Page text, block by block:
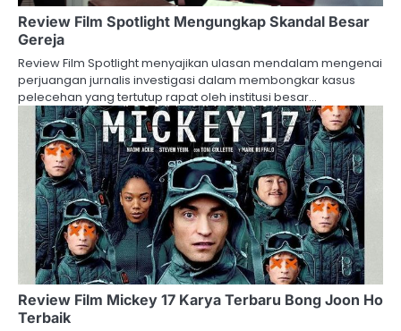
Review Film Spotlight Mengungkap Skandal Besar
Gereja
Review Film Spotlight menyajikan ulasan mendalam mengenai
perjuangan jurnalis investigasi dalam membongkar kasus
pelecehan yang tertutup rapat oleh institusi besar…
Review Film Mickey 17 Karya Terbaru Bong Joon Ho
Terbaik